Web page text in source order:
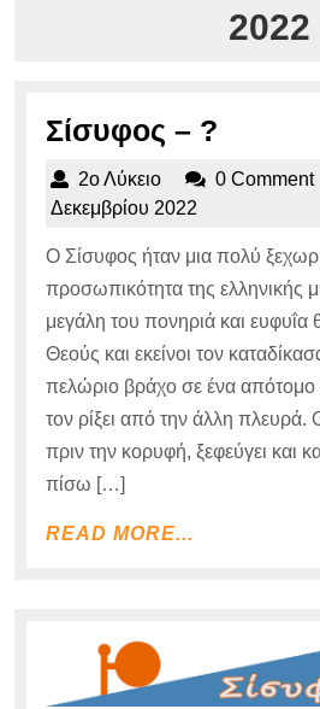
2022
Σίσυφος – ?
–
2ο Λύκειο2ο
Λύκειο
0 Comment
Δεκεμβρίου 2022
2022
Ο Σίσυφος ήταν μια πολύ
προσωπικότητα της ελληνικής
μεγάλη του πονηριά και
Θεούς και εκείνοι τον
πελώριο βράχο σε ένα
τον ρίξει από την άλλη
πριν την κορυφή, ξεφεύγει και
πίσω […]
READ MORE...